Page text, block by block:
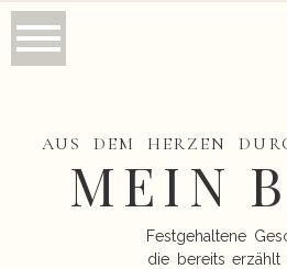
AUS DEM HERZEN
MEIN
Festgehaltene
die bereits erzählt